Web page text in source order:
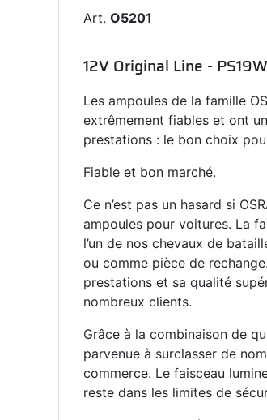
Art. O5201
12V Original Line -
Les ampoules de la famille
extrêmement fiables et ont
prestations : le bon choix
Fiable et bon marché.
Ce n’est pas un hasard si
ampoules pour voitures. La
l’un de nos chevaux de
ou comme pièce de
prestations et sa qualité
nombreux clients.
Grâce à la combinaison de
parvenue à surclasser de
commerce. Le faisceau
reste dans les limites de